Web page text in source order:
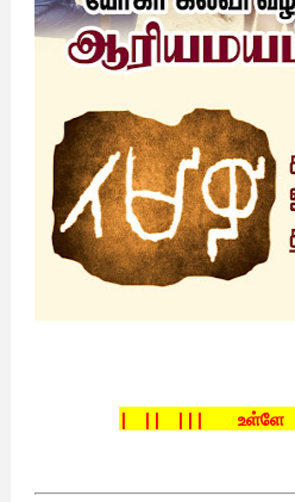
| || ||| உள்ளே